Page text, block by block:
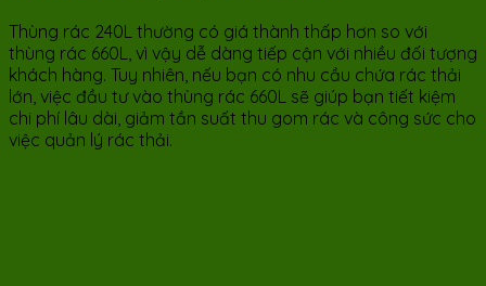
Thùng rác 240L thường có giá thành thấp hơn so với
thùng rác 660L, vì vậy dễ dàng tiếp cận với nhiều đối tượng
khách hàng. Tuy nhiên, nếu bạn có nhu cầu chứa rác thải
lớn, việc đầu tư vào thùng rác 660L sẽ giúp bạn tiết kiệm
chi phí lâu dài, giảm tần suất thu gom rác và công sức cho
việc quản lý rác thải.